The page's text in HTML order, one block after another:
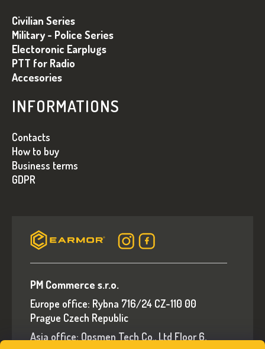
Civilian Series
Military - Police Series
Electoronic Earplugs
PTT for Radio
Accesories
INFORMATIONS
Contacts
How to buy
Business terms
GDPR
PM Commerce s.r.o.
Europe office: Rybna 716/24 CZ-110 00
Prague Czech Republic
Asia office: Opsmen Tech Co., Ltd Floor 6,